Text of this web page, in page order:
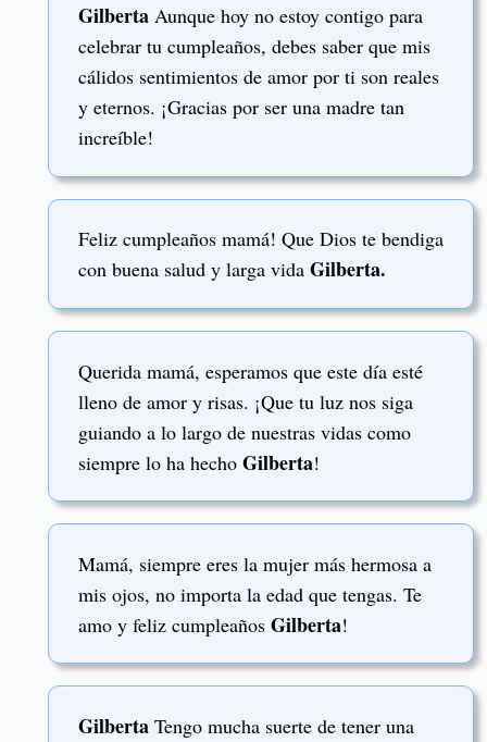
Gilberta Aunque hoy no estoy contigo para
celebrar tu cumpleaños, debes saber que mis
cálidos sentimientos de amor por ti son reales
y eternos. ¡Gracias por ser una madre tan
increíble!
Feliz cumpleaños mamá! Que Dios te bendiga
con buena salud y larga vida Gilberta.
Querida mamá, esperamos que este día esté
lleno de amor y risas. ¡Que tu luz nos siga
guiando a lo largo de nuestras vidas como
siempre lo ha hecho Gilberta!
Mamá, siempre eres la mujer más hermosa a
mis ojos, no importa la edad que tengas. Te
amo y feliz cumpleaños Gilberta!
Gilberta Tengo mucha suerte de tener una